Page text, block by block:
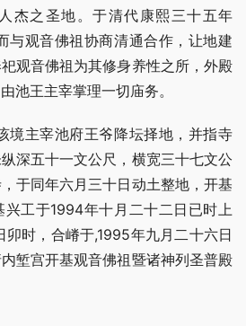
杰之圣地。于清代康熙三十五年
与观音佛祖协商清通合作，让地建
观音佛祖为其修身养性之所，外殿
池王主宰掌理一切庙务。
境主宰池府王爷降坛择地，并指寺
深五十一文公尺，横宽三十七文公
于同年六月三十日动土整地，开基
工于1994年十月二十二日已时上
时，合嵴于,1995年九月二十六日
堑宫开基观音佛祖暨诸神列圣普殿